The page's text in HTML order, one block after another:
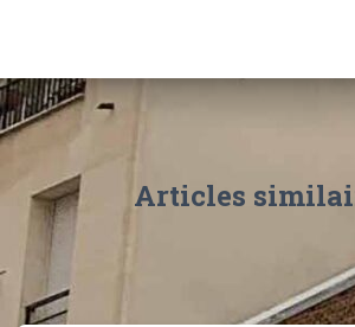
Articles